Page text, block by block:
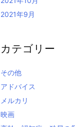
2021年9月
カテゴリー
その他
アドバイス
メルカリ
映画